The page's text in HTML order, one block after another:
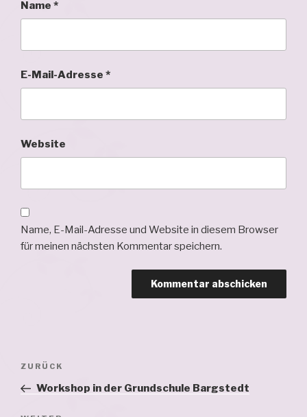
Name *
E-Mail-Adresse *
Website
Name, E-Mail-Adresse und Website in diesem Browser
für meinen nächsten Kommentar speichern.
Beitragsnavigation
Vorheriger
Beitrag
ZURÜCK
Workshop in der Grundschule Bargstedt